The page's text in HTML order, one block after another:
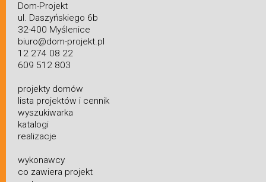
Dom-Projekt
ul. Daszyńskiego 6b
32-400 Myślenice
biuro@dom-projekt.pl
12 274 08 22
609 512 803
projekty domów
lista projektów i cennik
wyszukiwarka
katalogi
realizacje
wykonawcy
co zawiera projekt